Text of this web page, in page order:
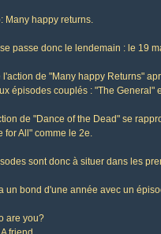
Many happy returns.
passe donc le lendemain : le 19
de "Many happy Returns"
épisodes couplés : "The General"
de "Dance of the Dead" se
for All" comme le 2e.
sont donc à situer dans les
un bond d'une année avec un
are you?